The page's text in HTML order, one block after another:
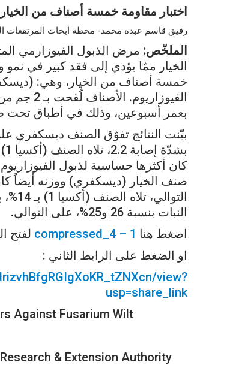
اختبار مقاومة خمسة أصناف من
رفيق قاسم عبده محمد- محطة أبحاث المرتفعات
الملخّص: مرض الذبول الفيوزارمي
الخيار ممّا يؤدي إلى فقد كبير في نمو
الفيوزاريوم. الأصناف لُقحت بـ 2 جم من المسبب المرضي لكل كجم تربة (2×10
بعمر أسبوعين، وذلك في أطباق تحت
بيّنت النتائج تفوّق الصنف ديسكفري
النبات بنسبة 26 و25%، على التوالي.
اضغط هنا 1 – 4_compressed
لفتح
او الضغط على الرابط الثاني :
view?
usp=share_link
Against Fusarium Wilt
& Extension Authority